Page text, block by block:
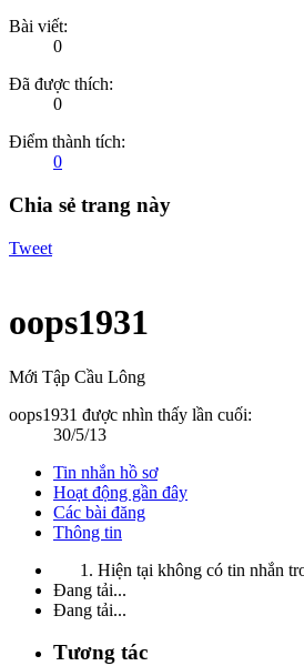
Bài viết:
0
Đã được thích:
0
Điểm thành tích:
0
Chia sẻ trang này
Tweet
oops1931
Mới Tập Cầu Lông
oops1931 được nhìn thấy lần cuối:
30/5/13
Tin nhắn hồ sơ
Hoạt động gần đây
Các bài đăng
Thông tin
Hiện tại không có tin nhắn
Đang tải...
Đang tải...
Tương tác